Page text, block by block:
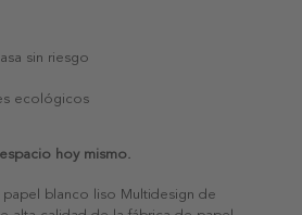
sin riesgo
ecológicos
hoy mismo.
blanco liso Multidesign de